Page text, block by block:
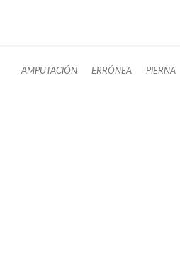
AMPUTACIÓN ERRÓNEA PIERNA